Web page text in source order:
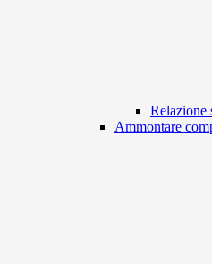
Relazione
Ammontare